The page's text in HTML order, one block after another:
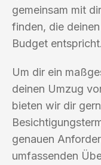
gemeinsam mit
finden, die
Budget entspricht.
Um dir ein
deinen Umzug
bieten wir dir
genauen
umfassenden